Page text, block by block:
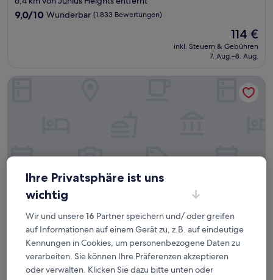
Unterkunft
9.0
9,0/10 Wunderbar (1.833 Bewertungen)
Der
Preis
beträgt
114 €
inkl. Steuern & Gebühren
7. Aug.–8. Aug.
Magnolia Hotel Dallas Downtown
Magnolia Hotel Dallas Downtown
Sterne-
Unterkunft
Main Street District (Einkaufs- und Unterhaltungsviertel), 4,8 km
Magnolia Hotel Dallas Downtown
Ihre Privatsphäre ist uns
wichtig
Wir und unsere16 Partner speichern und/ oder greifen
auf Informationen auf einem Gerät zu, z.B. auf eindeutige
Kennungen in Cookies, um personenbezogene Daten zu
verarbeiten. Sie können Ihre Präferenzen akzeptieren
oder verwalten. Klicken Sie dazu bitte unten oder